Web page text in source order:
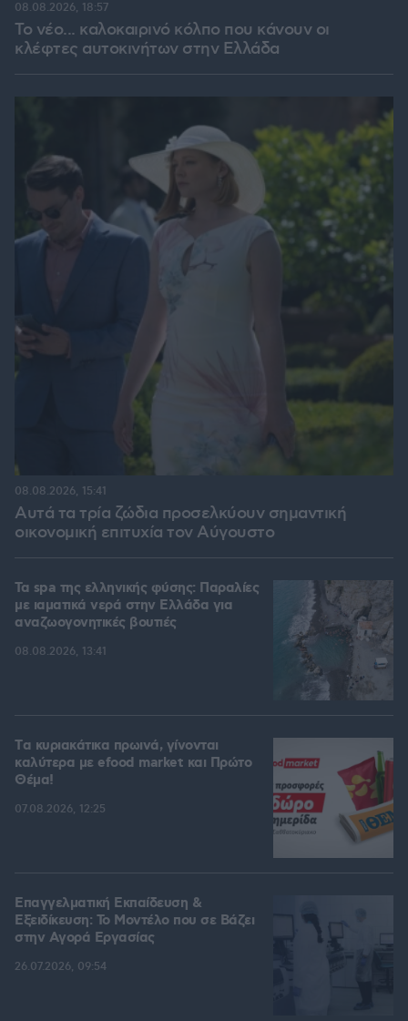
Το νέο... καλοκαιρινό κόλπο που κάνουν οι
κλέφτες αυτοκινήτων στην Ελλάδα
08.08.2026, 18:57
Αυτά τα τρία ζώδια προσελκύουν σημαντική
οικονομική επιτυχία τον Αύγουστο
08.08.2026, 15:41
Τα spa της ελληνικής φύσης: Παραλίες
με ιαματικά νερά στην Ελλάδα για
αναζωογονητικές βουτιές
08.08.2026, 13:41
Tα κυριακάτικα πρωινά, γίνονται
καλύτερα με efood market και Πρώτο
Θέμα!
07.08.2026, 12:25
Επαγγελματική Εκπαίδευση &
Εξειδίκευση: Το Mοντέλο που σε Bάζει
στην Aγορά Eργασίας
26.07.2026, 09:54